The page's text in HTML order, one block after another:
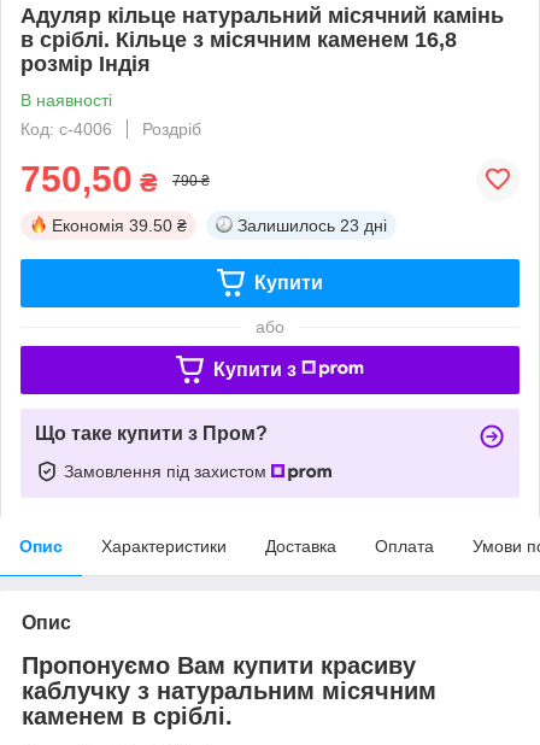
Адуляр кільце натуральний місячний камінь
в сріблі. Кільце з місячним каменем 16,8
розмір Індія
В наявності
Код: с-4006
Роздріб
750,50 ₴ 790 ₴
Економія 39.50 ₴ Залишилось 23 дні
Купити
або
Купити з
Що таке купити з Пром?
Замовлення під захистом
Опис Характеристики Доставка Оплата Умови
Опис
Пропонуємо Вам купити красиву
каблучку з натуральним місячним
каменем в сріблі.